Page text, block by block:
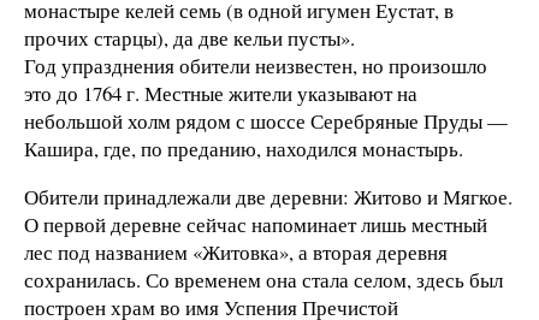
монастыре келей семь (в одной игумен Еустат, в
прочих старцы), да две кельи пусты».
Год упразднения обители неизвестен, но произошло
это до 1764 г. Местные жители указывают на
небольшой холм рядом с шоссе Серебряные Пруды —
Кашира, где, по преданию, находился монастырь.
Обители принадлежали две деревни: Житово и Мягкое.
О первой деревне сейчас напоминает лишь местный
лес под названием «Житовка», а вторая деревня
сохранилась. Со временем она стала селом, здесь был
построен храм во имя Успения Пречистой